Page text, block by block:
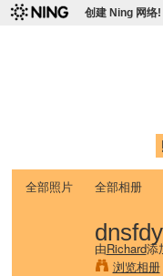
创建 Ning 网络!
全部照片 全部相册
由Richard添
浏览相册